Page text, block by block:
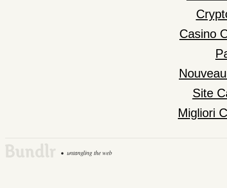
Casino
Site
Migliori
• untangling the web